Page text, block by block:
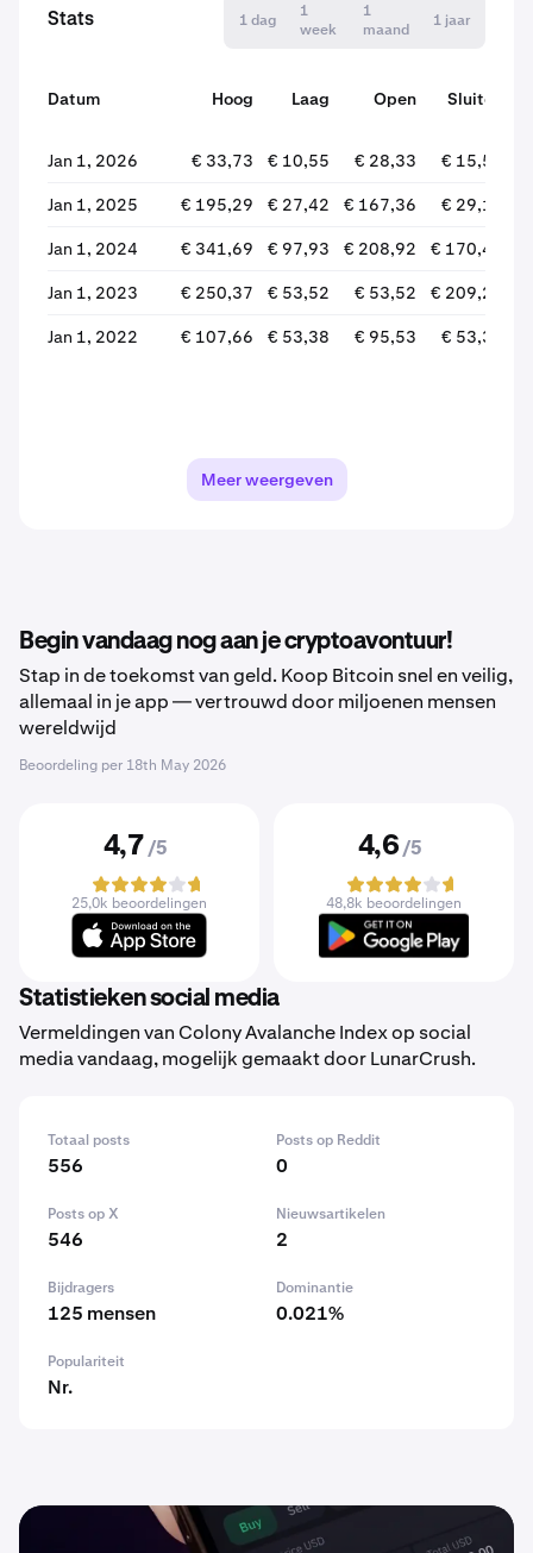
Stats 1 dag
1
week
1
maand
1 jaar
Datum Hoog Laag Open
Sluiten
Jan 1, 2026
€ 33,73 € 10,55 € 28,33 € 15,55
Jan 1, 2025 € 195,29 € 27,42 € 167,36 € 29,19
Jan 1, 2024 € 341,69 € 97,93 € 208,92 € 170,49
Jan 1, 2023 € 250,37 € 53,52 € 53,52 € 209,26
Jan 1, 2022 € 107,66 € 53,38 € 95,53 € 53,38
Meer weergeven
Begin vandaag nog aan je cryptoavontuur!
Stap in de toekomst van geld. Koop Bitcoin snel en veilig,
allemaal in je app — vertrouwd door miljoenen mensen
wereldwijd
Beoordeling per 18th May 2026
4,7 /5
25,0k beoordelingen
4,6 /5
48,8k beoordelingen
Statistieken social media
Vermeldingen van Colony Avalanche Index op social
media vandaag, mogelijk gemaakt door LunarCrush.
Totaal posts
556
Posts op Reddit
0
Posts op X
546
Nieuwsartikelen
2
Bijdragers
125 mensen
Dominantie
0.021%
Populariteit
Nr.